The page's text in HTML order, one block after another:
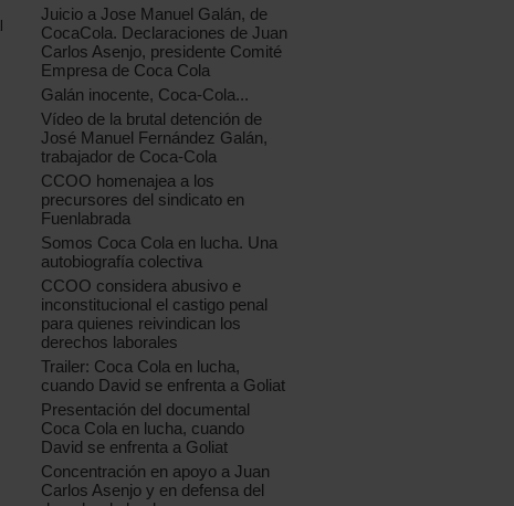
Juicio a Jose Manuel Galán, de
CocaCola. Declaraciones de Juan
Carlos Asenjo, presidente Comité
Empresa de Coca Cola
Galán inocente, Coca-Cola...
Vídeo de la brutal detención de
José Manuel Fernández Galán,
trabajador de Coca-Cola
CCOO homenajea a los
precursores del sindicato en
Fuenlabrada
Somos Coca Cola en lucha. Una
autobiografía colectiva
CCOO considera abusivo e
inconstitucional el castigo penal
para quienes reivindican los
derechos laborales
Trailer: Coca Cola en lucha,
cuando David se enfrenta a Goliat
Presentación del documental
Coca Cola en lucha, cuando
David se enfrenta a Goliat
Concentración en apoyo a Juan
Carlos Asenjo y en defensa del